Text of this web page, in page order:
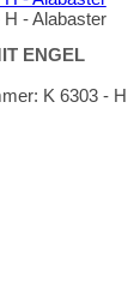
ENGEL
K 6303 - H